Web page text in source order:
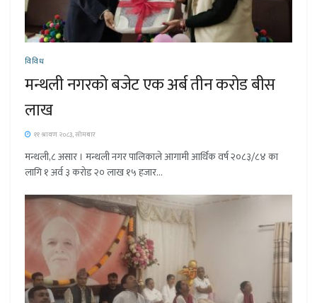
विविध
मन्थली नगरको बजेट एक अर्ब तीन करोड बीस
लाख
११ श्रावण २०८३, सोमबार
मन्थली,८ असार । मन्थली नगर पालिकाले आगामी आर्थिक वर्ष २०८३/८४ का
लागि १ अर्व ३ करोड २० लाख १५ हजार...